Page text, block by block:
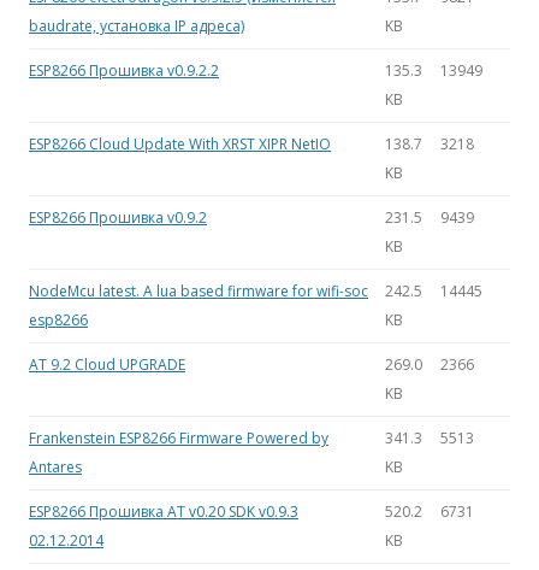
baudrate, установка IP адреса)
KB
ESP8266 Прошивка v0.9.2.2
135.3
KB
13949
ESP8266 Cloud Update With XRST XIPR NetIO
138.7
KB
3218
ESP8266 Прошивка v0.9.2
231.5
KB
9439
NodeMcu latest. A lua based firmware for wifi-soc
esp8266
242.5
KB
14445
AT 9.2 Cloud UPGRADE
269.0
KB
2366
Frankenstein ESP8266 Firmware Powered by
Antares
341.3
KB
5513
ESP8266 Прошивка AT v0.20 SDK v0.9.3
02.12.2014
520.2
KB
6731